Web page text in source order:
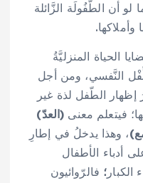
أن الطُّفُولَة الزَّائلة
وأملاكها.
الحياة المنزليَّةُ
النَّفسي، ومن أجل
إظهار الطّفل لذة غير
فيتعلم معنى (العدّ)
، وهذا يدخلُ في إطارِ
أدباء الأطفال
الكبار ؛ فالرّوائيون